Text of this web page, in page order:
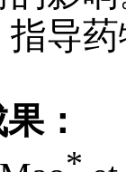
导
：
*